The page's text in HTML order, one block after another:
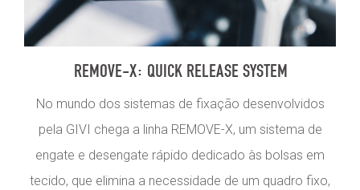
REMOVE-X: QUICK RELEASE SYSTEM
No mundo dos sistemas de fixação desenvolvidos
pela GIVI chega a linha REMOVE-X, um sistema de
engate e desengate rápido dedicado às bolsas em
tecido, que elimina a necessidade de um quadro fixo,